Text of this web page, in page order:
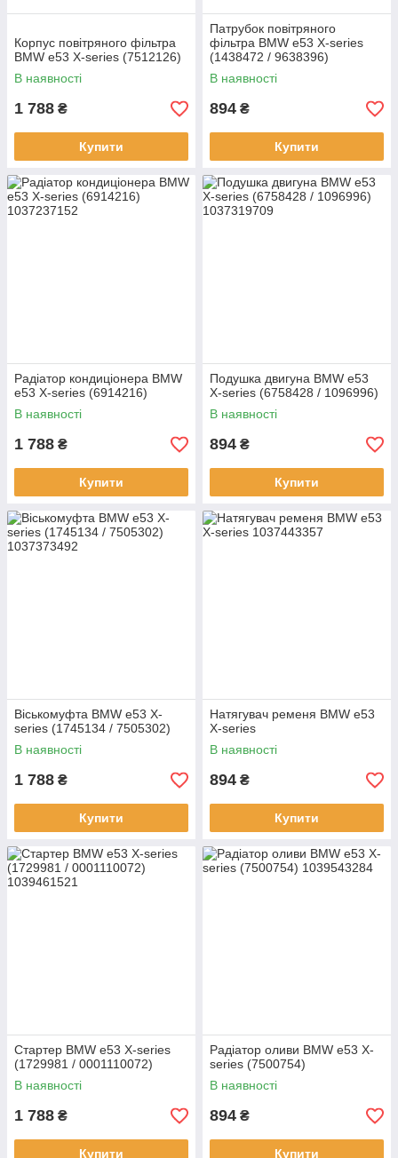
Корпус повітряного фільтра
BMW e53 X-series (7512126)
В наявності
1 788 ₴
Купити
Патрубок повітряного
фільтра BMW e53 X-series
(1438472 / 9638396)
В наявності
894 ₴
Купити
Радіатор кондиціонера BMW
e53 X-series (6914216)
В наявності
1 788 ₴
Купити
Подушка двигуна BMW e53
X-series (6758428 / 1096996)
В наявності
894 ₴
Купити
Віськомуфта BMW e53 X-
series (1745134 / 7505302)
В наявності
1 788 ₴
Купити
Натягувач ременя BMW e53
X-series
В наявності
894 ₴
Купити
Стартер BMW e53 X-series
(1729981 / 0001110072)
В наявності
1 788 ₴
Купити
Радіатор оливи BMW e53 X-
series (7500754)
В наявності
894 ₴
Купити